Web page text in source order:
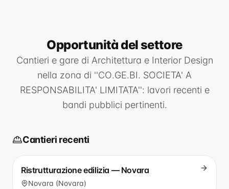
Opportunitàdel settore
Cantieri e gare di Architettura e Interior Design
nella zona di ''CO.GE.BI. SOCIETA' A
RESPONSABILITA' LIMITATA'': lavori recenti e
bandi pubblici pertinenti.
Cantieri recenti
Ristrutturazione edilizia — Novara
Novara (Novara)